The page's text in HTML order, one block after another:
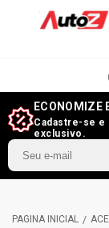
ECONOMIZE
Cadastre-se e
exclusivo.